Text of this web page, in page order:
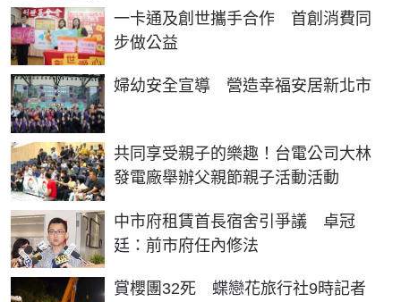
一卡通及創世攜手合作 首創消費同
步做公益
婦幼安全宣導 營造幸福安居新北市
共同享受親子的樂趣！台電公司大林
發電廠舉辦父親節親子活動活動
中市府租賃首長宿舍引爭議 卓冠
廷：前市府任內修法
賞櫻團32死 蝶戀花旅行社9時記者